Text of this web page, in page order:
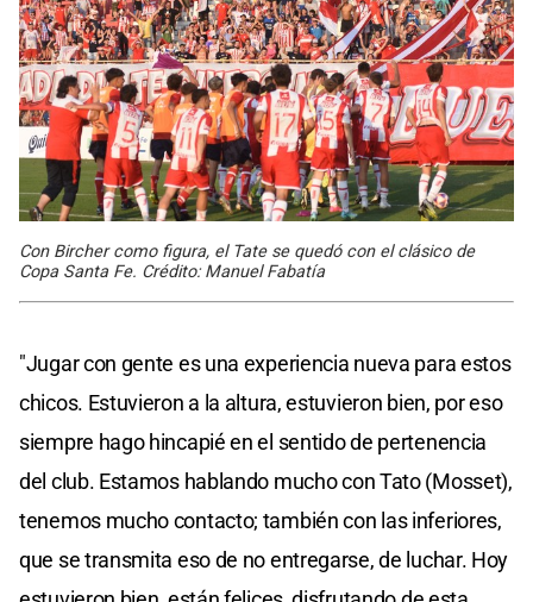
Con Bircher como figura, el Tate se quedó con el clásico de
Copa Santa Fe. Crédito: Manuel Fabatía
"Jugar con gente es una experiencia nueva para estos
chicos. Estuvieron a la altura, estuvieron bien, por eso
siempre hago hincapié en el sentido de pertenencia
del club. Estamos hablando mucho con Tato (Mosset),
tenemos mucho contacto; también con las inferiores,
que se transmita eso de no entregarse, de luchar. Hoy